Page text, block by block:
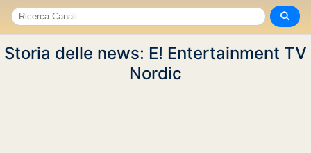
Storia delle news: E! Entertainment TV
Nordic